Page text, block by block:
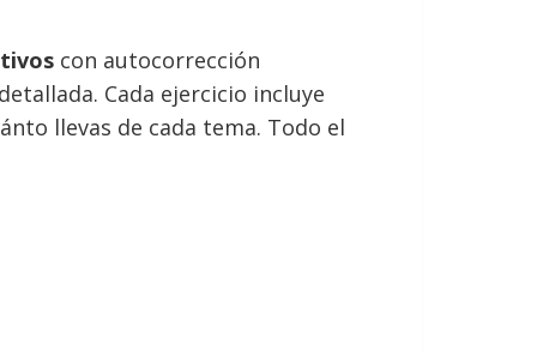
con autocorrección
Cada ejercicio incluye
llevas de cada tema. Todo el